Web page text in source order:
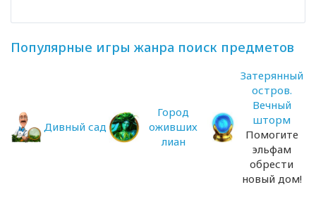
Популярные игры жанра поиск предметов
Дивный сад
Город
оживших
лиан
Затерянный
остров.
Вечный
шторм
Помогите
эльфам
обрести
новый дом!